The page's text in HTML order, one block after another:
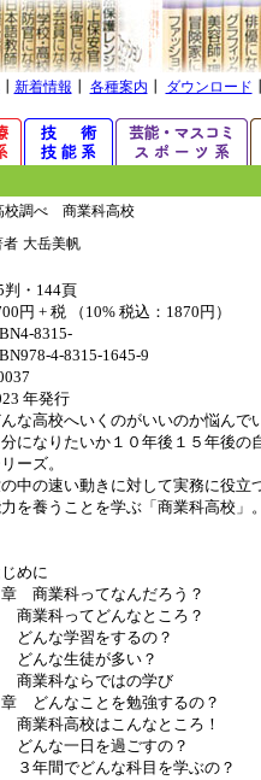
┃ 新着情報 各種案内 ダウンロード
校調べ 商業科高校
者 大岳美帆
判・144頁
円 + 税 （10% 税込：1870円）
8315-
4-8315-1645-9
年発行
んな高校へいくのがいいのか悩んで
になりたいか１０年後１５年後の
ーズ。
中の速い動きに対して実務に役立
を養うことを学ぶ「商業科高校」
めに
章 商業科ってなんだろう？
業科ってどんなところ？
んな学習をするの？
んな生徒が多い？
業科ならではの学び
章 どんなことを勉強するの？
業科高校はこんなところ！
んな一日を過ごすの？
年間でどんな科目を学ぶの？